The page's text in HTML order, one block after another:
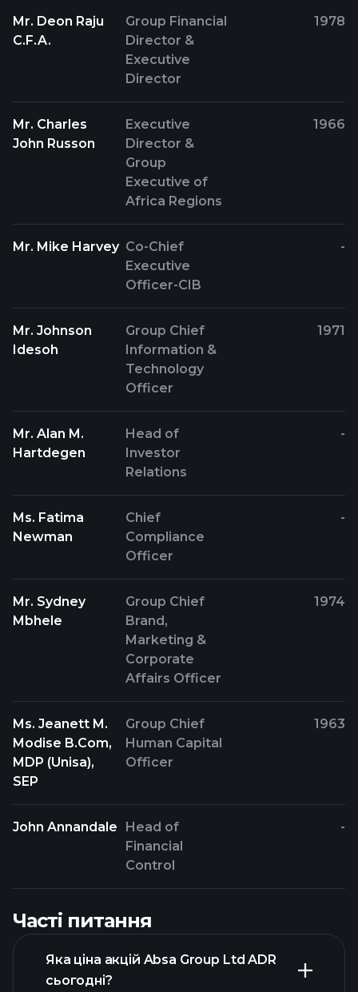
Mr. Deon Raju
C.F.A.
Group Financial
Director &
Executive
Director
1978
Mr. Charles
John Russon
Executive
Director &
Group
Executive of
Africa Regions
1966
Mr. Mike Harvey Co-Chief
Executive
Officer-CIB
-
Mr. Johnson
Idesoh
Group Chief
Information &
Technology
Officer
1971
Mr. Alan M.
Hartdegen
Head of
Investor
Relations
-
Ms. Fatima
Newman
Chief
Compliance
Officer
-
Mr. Sydney
Mbhele
Group Chief
Brand,
Marketing &
Corporate
Affairs Officer
1974
Ms. Jeanett M.
Modise B.Com,
MDP (Unisa),
SEP
Group Chief
Human Capital
Officer
1963
John Annandale
Head of
Financial
Control
-
Часті питання
Яка ціна акцій Absa Group Ltd ADR
сьогодні?